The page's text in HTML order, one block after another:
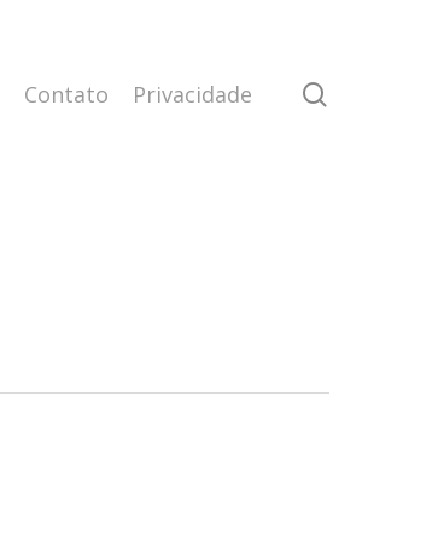
Contato Privacidade